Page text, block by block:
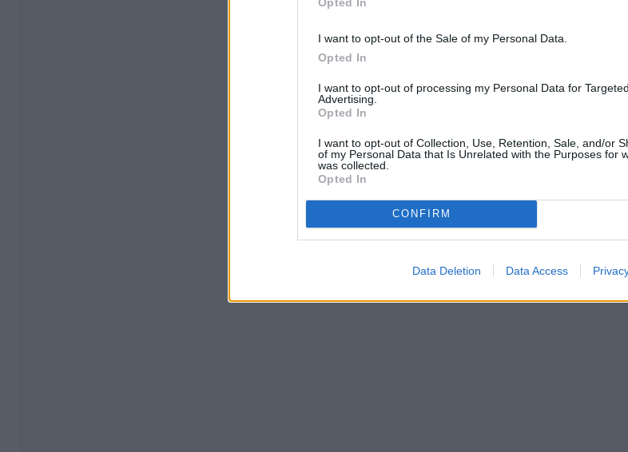
I want to opt-out of the Sale of my Personal Data.
Opted In
I want to opt-out of processing my Personal Data for Targeted
Advertising.
Opted In
I want to opt-out of Collection, Use, Retention, Sale, and/or
of my Personal Data that Is Unrelated with the Purposes for
was collected.
Opted In
CONFIRM
Data Deletion Data Access